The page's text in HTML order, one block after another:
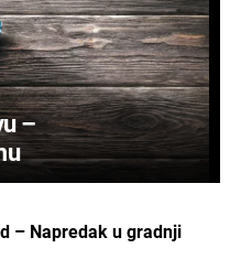
–
– Napredak u gradnji